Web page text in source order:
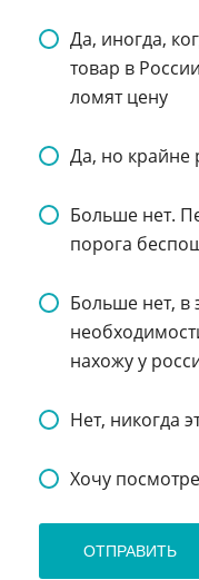
Да, иногда,
товар в
ломят цену
Да, но крайне
Больше нет.
порога
Больше нет, в
нахожу у
Нет, никогда
Хочу
ОТПРАВИТЬ